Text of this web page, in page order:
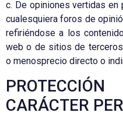
c. De opiniones vertidas
cualesquiera foros de
refiriéndose a los
web o de sitios de
o menosprecio directo o
CARÁCTER